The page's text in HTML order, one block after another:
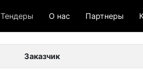
Тендеры О нас Партнеры
Заказчик